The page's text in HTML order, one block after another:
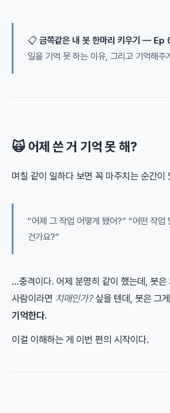
📋 금쪽같은 내 봇 한마리 키우기 — Ep
일을 기억 못 하는 이유, 그리고 기억해주
🙀 어제 쓴 거 기억 못 해?
며칠 같이 일하다 보면 꼭 마주치는 순간이
“어제 그 작업 어떻게 됐어?” “어떤 작업
건가요?”
…충격이다. 어제 분명히 같이 했는데, 봇은
사람이라면 치매인가?싶을 텐데, 봇은 그
기억한다.
이걸 이해하는 게 이번 편의 시작이다.